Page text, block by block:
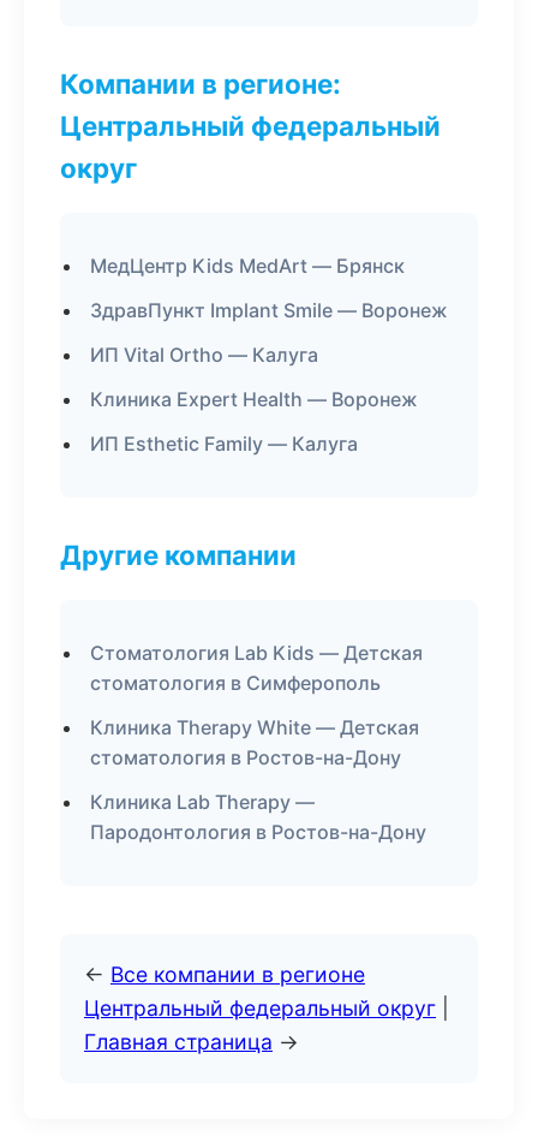
Компании в регионе:
Центральный федеральный
округ
МедЦентр Kids MedArt — Брянск
ЗдравПункт Implant Smile — Воронеж
ИП Vital Ortho — Калуга
Клиника Expert Health — Воронеж
ИП Esthetic Family — Калуга
Другие компании
Стоматология Lab Kids — Детская
стоматология в Симферополь
Клиника Therapy White — Детская
стоматология в Ростов-на-Дону
Клиника Lab Therapy —
Пародонтология в Ростов-на-Дону
← Все компании в регионе
Центральный федеральный округ
Главная страница →